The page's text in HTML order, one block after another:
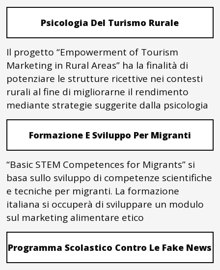
Psicologia Del Turismo Rurale
Il progetto “Empowerment of Tourism
Marketing in Rural Areas” ha la finalità di
potenziare le strutture ricettive nei contesti
rurali al fine di migliorarne il rendimento
mediante strategie suggerite dalla psicologia
Formazione E Sviluppo Per Migranti
“Basic STEM Competences for Migrants” si
basa sullo sviluppo di competenze scientifiche
e tecniche per migranti. La formazione
italiana si occuperà di sviluppare un modulo
sul marketing alimentare etico
Programma Scolastico Contro Le Fake News